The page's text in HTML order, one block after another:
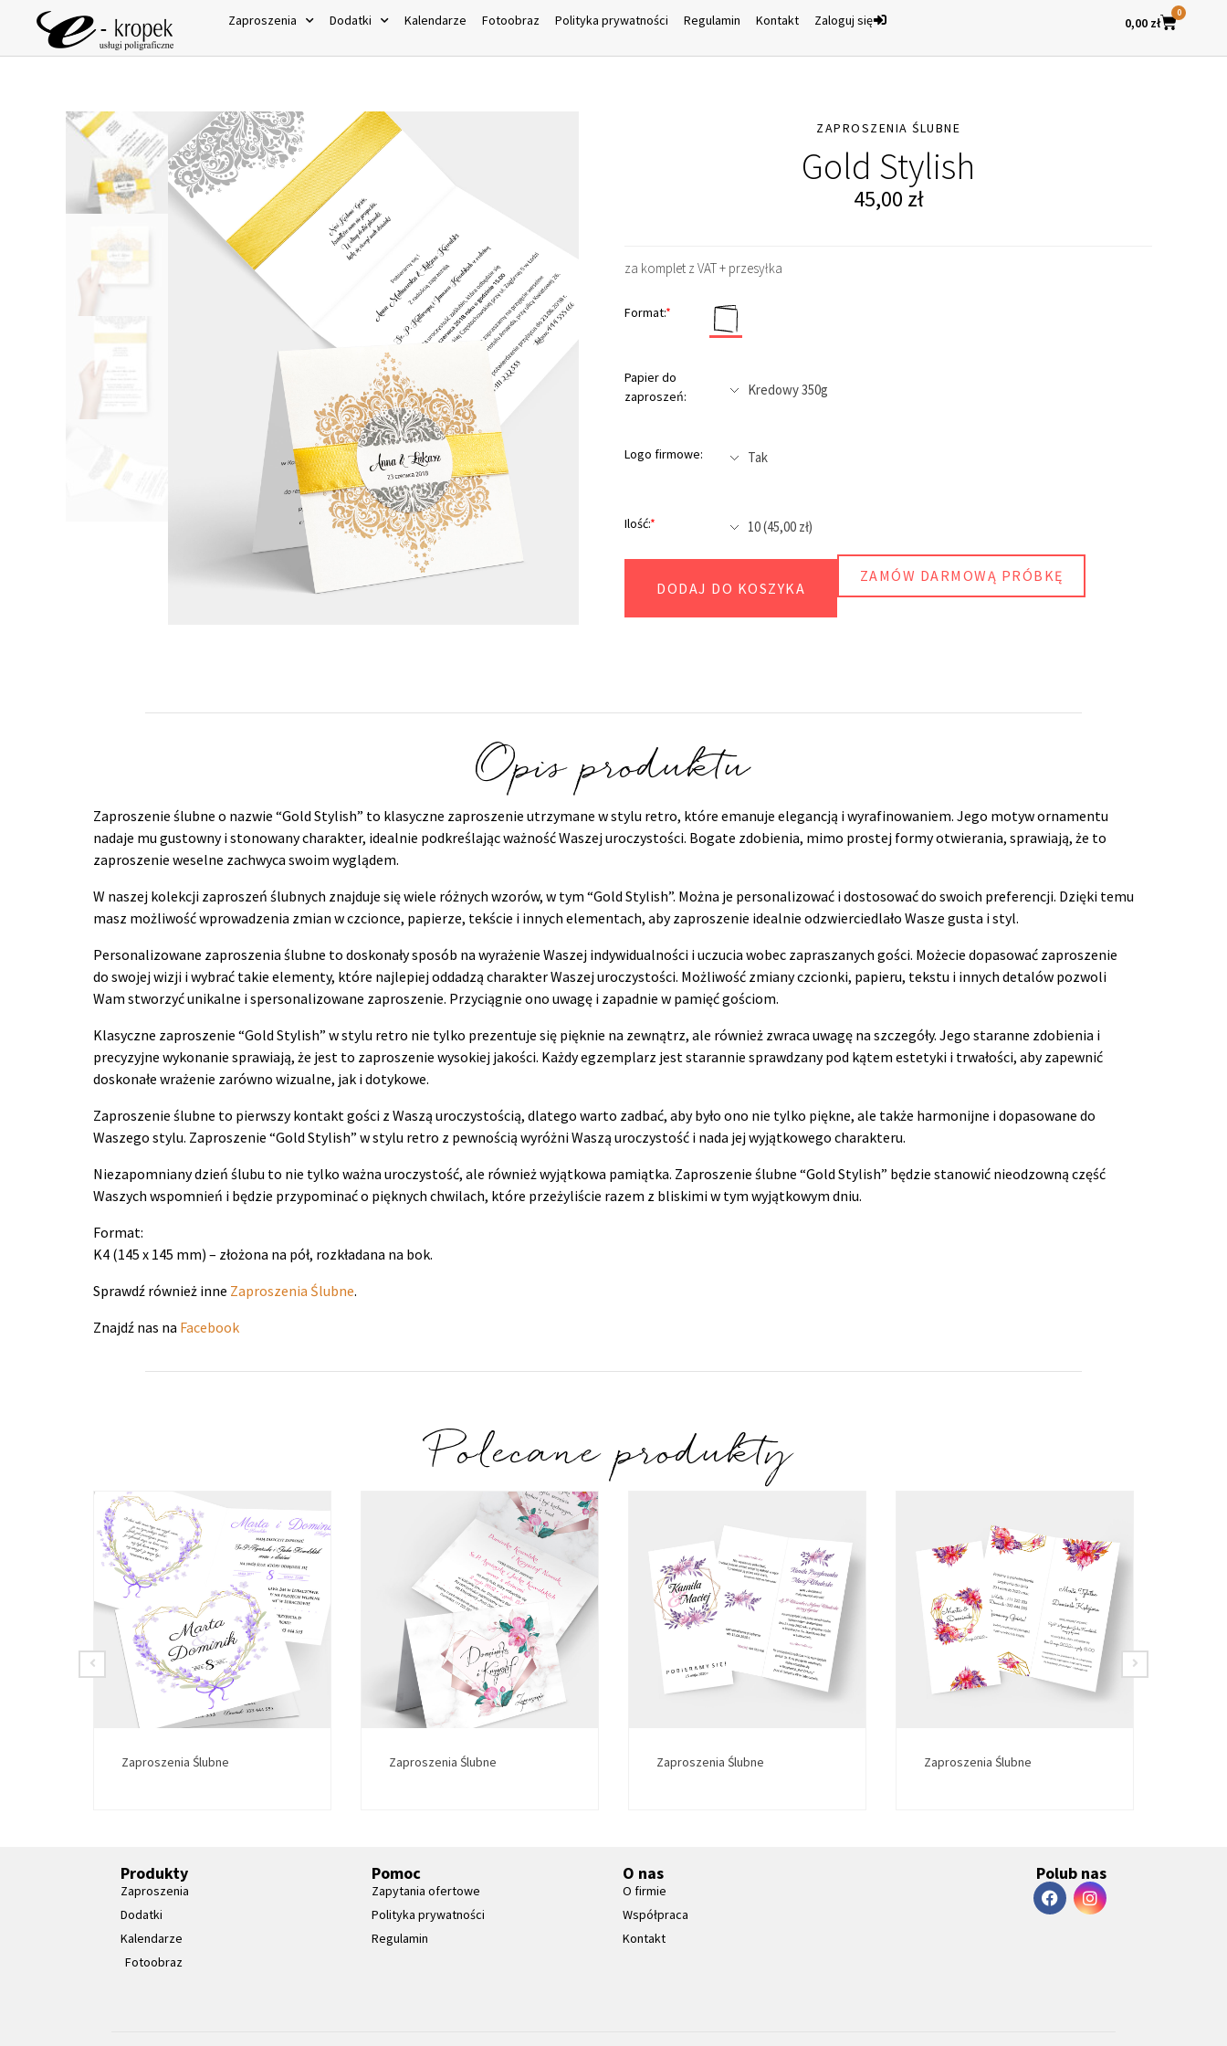
Zaproszenia Dodatki Kalendarze Fotoobraz Polityka prywatności Regulamin Kontakt Zaloguj się 0,00 zł
0
ZAPROSZENIA ŚLUBNE
Gold Stylish
45,00 zł
za komplet z VAT + przesyłka
Format:*
Papier do
zaproszeń:
Logo firmowe:
Ilość:*
DODAJ DO KOSZYKA
ZAMÓW DARMOWĄ PRÓBKĘ
Opis produktu
Zaproszenie ślubne o nazwie “Gold Stylish” to klasyczne zaproszenie utrzymane w stylu retro, które emanuje elegancją i wyrafinowaniem. Jego motyw ornamentu
nadaje mu gustowny i stonowany charakter, idealnie podkreślając ważność Waszej uroczystości. Bogate zdobienia, mimo prostej formy otwierania, sprawiają, że to
zaproszenie weselne zachwyca swoim wyglądem.
W naszej kolekcji zaproszeń ślubnych znajduje się wiele różnych wzorów, w tym “Gold Stylish”. Można je personalizować i dostosować do swoich preferencji. Dzięki temu
masz możliwość wprowadzenia zmian w czcionce, papierze, tekście i innych elementach, aby zaproszenie idealnie odzwierciedlało Wasze gusta i styl.
Personalizowane zaproszenia ślubne to doskonały sposób na wyrażenie Waszej indywidualności i uczucia wobec zapraszanych gości. Możecie dopasować zaproszenie
do swojej wizji i wybrać takie elementy, które najlepiej oddadzą charakter Waszej uroczystości. Możliwość zmiany czcionki, papieru, tekstu i innych detalów pozwoli
Wam stworzyć unikalne i spersonalizowane zaproszenie. Przyciągnie ono uwagę i zapadnie w pamięć gościom.
Klasyczne zaproszenie “Gold Stylish” w stylu retro nie tylko prezentuje się pięknie na zewnątrz, ale również zwraca uwagę na szczegóły. Jego staranne zdobienia i
precyzyjne wykonanie sprawiają, że jest to zaproszenie wysokiej jakości. Każdy egzemplarz jest starannie sprawdzany pod kątem estetyki i trwałości, aby zapewnić
doskonałe wrażenie zarówno wizualne, jak i dotykowe.
Zaproszenie ślubne to pierwszy kontakt gości z Waszą uroczystością, dlatego warto zadbać, aby było ono nie tylko piękne, ale także harmonijne i dopasowane do
Waszego stylu. Zaproszenie “Gold Stylish” w stylu retro z pewnością wyróżni Waszą uroczystość i nada jej wyjątkowego charakteru.
Niezapomniany dzień ślubu to nie tylko ważna uroczystość, ale również wyjątkowa pamiątka. Zaproszenie ślubne “Gold Stylish” będzie stanowić nieodzowną część
Waszych wspomnień i będzie przypominać o pięknych chwilach, które przeżyliście razem z bliskimi w tym wyjątkowym dniu.
Format:
K4 (145 x 145 mm) – złożona na pół, rozkładana na bok.
Sprawdź również inne Zaproszenia Ślubne.
Znajdź nas na Facebook
Polecane produkty
Zaproszenia Ślubne Zaproszenia Ślubne Zaproszenia Ślubne Zaproszenia Ślubne
Produkty
Zaproszenia
Dodatki
Kalendarze
Fotoobraz
Pomoc
Zapytania ofertowe
Polityka prywatności
Regulamin
O nas
O firmie
Współpraca
Kontakt
Polub nas